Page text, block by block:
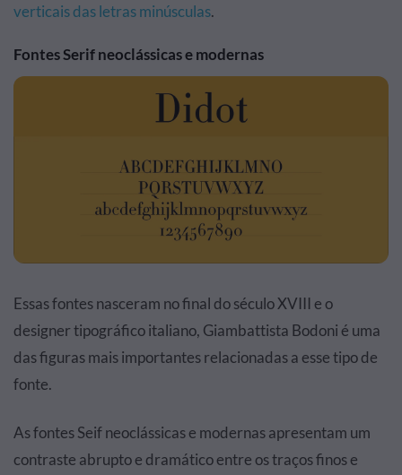
verticais das letras minúsculas.
Fontes Serif neoclássicas e modernas
Essas fontes nasceram no final do século XVIII e o
designer tipográfico italiano, Giambattista Bodoni é uma
das figuras mais importantes relacionadas a esse tipo de
fonte.
As fontes Seif neoclássicas e modernas apresentam um
contraste abrupto e dramático entre os traços finos e